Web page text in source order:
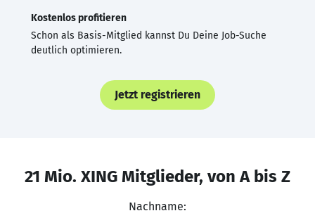
Kostenlos profitieren
Schon als Basis-Mitglied kannst Du Deine Job-Suche
deutlich optimieren.
Jetzt registrieren
21 Mio. XING Mitglieder, von A bis Z
Nachname: